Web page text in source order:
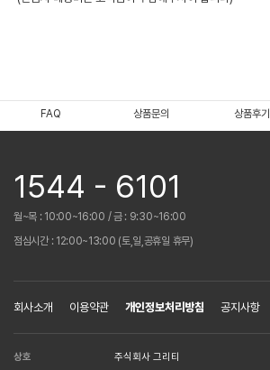
FAQ 상품문의 상품후기
1544 - 6101
월~목 : 10:00~16:00 / 금 : 9:30~16:00
점심시간 : 12:00~13:00 (토,일,공휴일 휴무)
회사소개 이용약관 개인정보처리방침 공지사항
상호
주식회사 그리티